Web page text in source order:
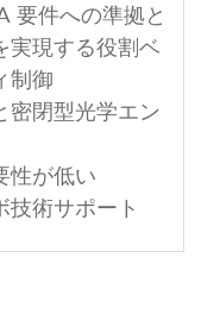
要件への準拠と
実現する役割ベ
制御
密閉型光学エン
性が低い
術サポート